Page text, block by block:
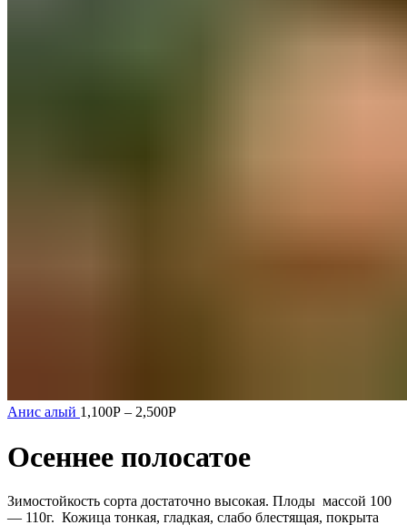
Анис алый 1,100Р – 2,500Р
Осеннее полосатое
Зимостойкость сорта достаточно высокая. Плоды массой 100
— 110г. Кожица тонкая, гладкая, слабо блестящая, покрыта